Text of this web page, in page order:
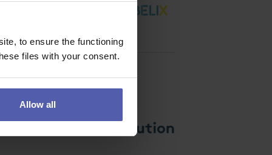
to ensure the functioning
files with your consent.
Allow all